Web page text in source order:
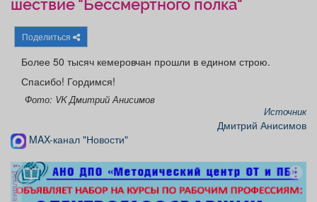
Афиша Обучение Проекты
Товары Поздравления
ТВ программа Я - пенсионер
шествие "Бессмертного полка"
Поделиться
Более 50 тысяч кемеровчан прошли в едином строю.
Спасибо! Гордимся!
Фото: VK Дмитрий Анисимов
Источник
Дмитрий Анисимов
MAX-канал "Новости"
реклама